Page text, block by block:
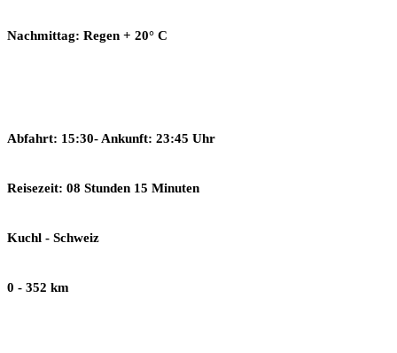
Nachmittag: Regen + 20° C
Abfahrt: 15:30- Ankunft: 23:45 Uhr
Reisezeit: 08 Stunden 15 Minuten
Kuchl - Schweiz
0 - 352 km